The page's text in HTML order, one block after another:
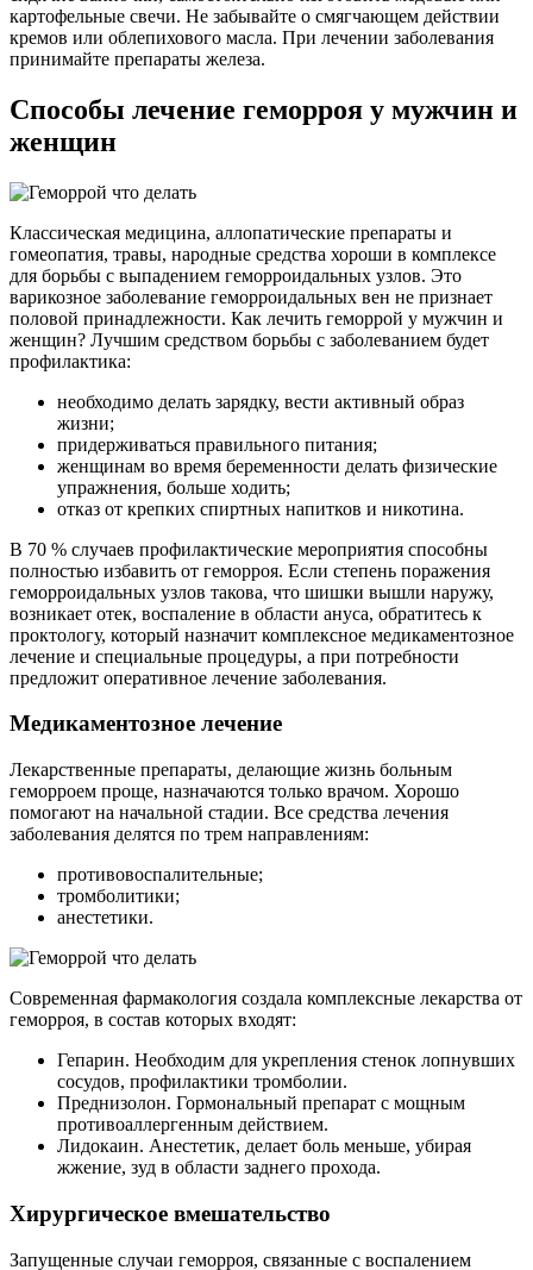
картофельные свечи. Не забывайте о смягчающем действии
кремов или облепихового масла. При лечении заболевания
принимайте препараты железа.
Способы лечение геморроя у мужчин и
женщин
Классическая медицина, аллопатические препараты и
гомеопатия, травы, народные средства хороши в комплексе
для борьбы с выпадением геморроидальных узлов. Это
варикозное заболевание геморроидальных вен не признает
половой принадлежности. Как лечить геморрой у мужчин и
женщин? Лучшим средством борьбы с заболеванием будет
профилактика:
необходимо делать зарядку, вести активный образ
жизни;
придерживаться правильного питания;
женщинам во время беременности делать физические
упражнения, больше ходить;
отказ от крепких спиртных напитков и никотина.
В 70 % случаев профилактические мероприятия способны
полностью избавить от геморроя. Если степень поражения
геморроидальных узлов такова, что шишки вышли наружу,
возникает отек, воспаление в области ануса, обратитесь к
проктологу, который назначит комплексное медикаментозное
лечение и специальные процедуры, а при потребности
предложит оперативное лечение заболевания.
Медикаментозное лечение
Лекарственные препараты, делающие жизнь больным
геморроем проще, назначаются только врачом. Хорошо
помогают на начальной стадии. Все средства лечения
заболевания делятся по трем направлениям:
противовоспалительные;
тромболитики;
анестетики.
Современная фармакология создала комплексные лекарства от
геморроя, в состав которых входят:
Гепарин. Необходим для укрепления стенок лопнувших
сосудов, профилактики тромболии.
Преднизолон. Гормональный препарат с мощным
противоаллергенным действием.
Лидокаин. Анестетик, делает боль меньше, убирая
жжение, зуд в области заднего прохода.
Хирургическое вмешательство
Запущенные случаи геморроя, связанные с воспалением